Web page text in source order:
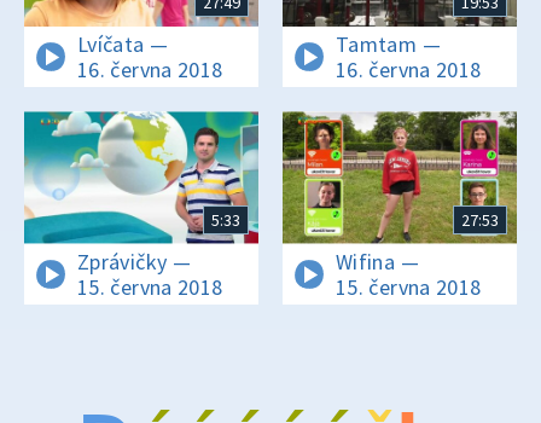
Lvíčata —
16. června 2018
Tamtam —
16. června 2018
5:33
Zprávičky —
15. června 2018
27:53
Wifina —
15. června 2018